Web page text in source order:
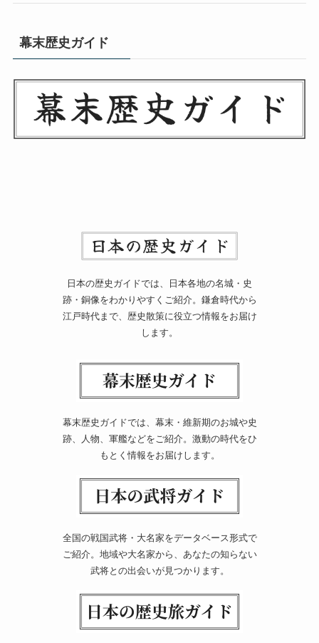
幕末歴史ガイド
日本の歴史ガイドでは、日本各地の名城・史
跡・銅像をわかりやすくご紹介。鎌倉時代から
江戸時代まで、歴史散策に役立つ情報をお届け
します。
幕末歴史ガイドでは、幕末・維新期のお城や史
跡、人物、軍艦などをご紹介。激動の時代をひ
もとく情報をお届けします。
全国の戦国武将・大名家をデータベース形式で
ご紹介。地域や大名家から、あなたの知らない
武将との出会いが見つかります。